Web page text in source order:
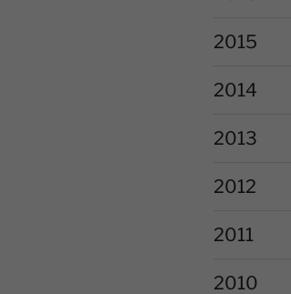
2015
2014
2013
2012
2011
2010